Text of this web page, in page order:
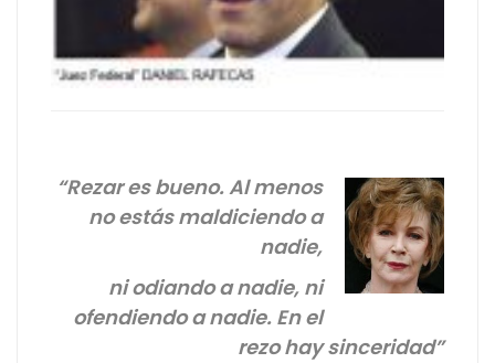
“Rezar es bueno. Al menos
no estás maldiciendo a
nadie,
ni odiando a nadie, ni
ofendiendo a nadie. En el
rezo hay sinceridad”